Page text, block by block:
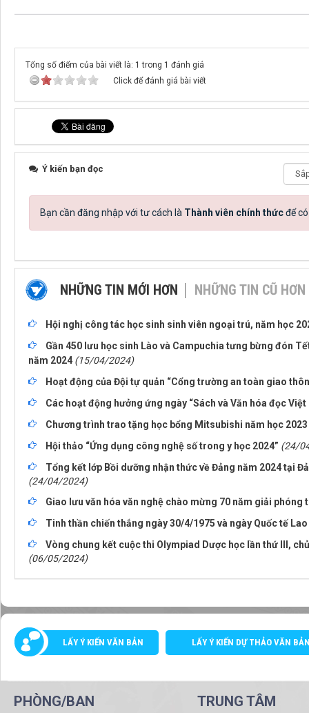
Tổng số điểm của bài viết là: 1 trong 1 đánh giá
Click để đánh giá bài viết
Ý kiến bạn đọc
Bạn cần đăng nhập với tư cách là Thành viên chính thứcđể
NHỮNG TIN MỚI HƠN NHỮNG TIN CŨ HƠN
Hội nghị công tác học sinh sinh viên ngoại trú, năm học
Gần 450 lưu học sinh Lào và Campuchia tưng bừng đón
năm 2024 (15/04/2024)
Hoạt động của Đội tự quản “Cổng trường an toàn giao
Các hoạt động hưởng ứng ngày “Sách và Văn hóa đọc Việt
Chương trình trao tặng học bổng Mitsubishi năm học 2023
Hội thảo “Ứng dụng công nghệ số trong y học 2024” (24/
Tổng kết lớp Bồi dưỡng nhận thức về Đảng năm 2024 tại
(24/04/2024)
Giao lưu văn hóa văn nghệ chào mừng 70 năm giải phóng
Tinh thần chiến thắng ngày 30/4/1975 và ngày Quốc tế
Vòng chung kết cuộc thi Olympiad Dược học lần thứ III,
(06/05/2024)
LẤY Ý KIẾN VĂN BẢN LẤY Ý KIẾN DỰ THẢO VĂN
PHÒNG/BAN TRUNG TÂM